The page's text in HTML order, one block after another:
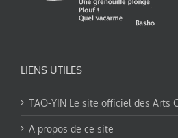
LIENS UTILES
TAO-YIN Le site officiel des Arts
A propos de ce site